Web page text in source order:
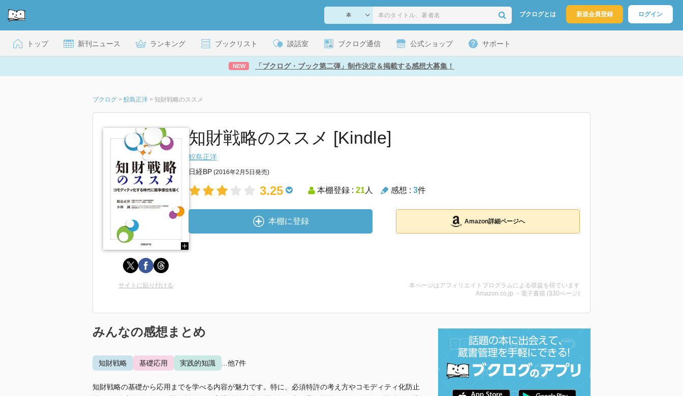
ブクログとは 新規会員登録 ログイン
トップ 新刊ニュース ランキング ブックリスト 談話室 ブクログ通信 公式ショップ サポート
NEW 「ブクログ・ブック第二弾」制作決定＆掲載する感想大募集！
ブクログ > 鮫島正洋 > 知財戦略のススメ
知財戦略のススメ [Kindle]
鮫島正洋
日経BP (2016年2月5日発売)
3.25 本棚登録 : 21人 感想 : 3件
本棚に登録 Amazon詳細ページへ
サイトに貼り付ける
本ページはアフィリエイトプログラムによる収益を得ています
Amazon.co.jp ・電子書籍 (330ページ)
みんなの感想まとめ
知財戦略 基礎応用 実践的知識 ...他7件
知財戦略の基礎から応用までを学べる内容が魅力です。特に、必須特許の考え方やコモディティ化防止